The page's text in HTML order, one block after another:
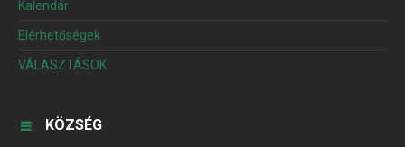
Kalendár
Elérhetőségek
VÁLASZTÁSOK
KÖZSÉG